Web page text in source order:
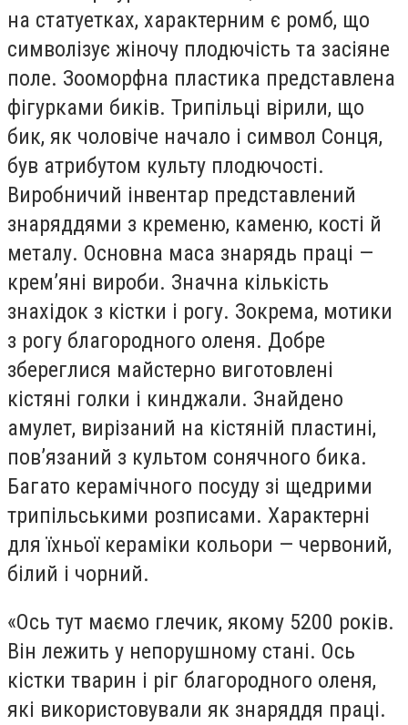
на статуетках, характерним є ромб, що
символізує жіночу плодючість та засіяне
поле. Зооморфна пластика представлена
фігурками биків. Трипільці вірили, що
бик, як чоловіче начало і символ Сонця,
був атрибутом культу плодючості.
Виробничий інвентар представлений
знаряддями з кременю, каменю, кості й
металу. Основна маса знарядь праці —
крем’яні вироби. Значна кількість
знахідок з кістки і рогу. Зокрема, мотики
з рогу благородного оленя. Добре
збереглися майстерно виготовлені
кістяні голки і кинджали. Знайдено
амулет, вирізаний на кістяній пластині,
пов’язаний з культом сонячного бика.
Багато керамічного посуду зі щедрими
трипільськими розписами. Характерні
для їхньої кераміки кольори — червоний,
білий і чорний.
«Ось тут маємо глечик, якому 5200 років.
Він лежить у непорушному стані. Ось
кістки тварин і ріг благородного оленя,
які використовували як знаряддя праці.